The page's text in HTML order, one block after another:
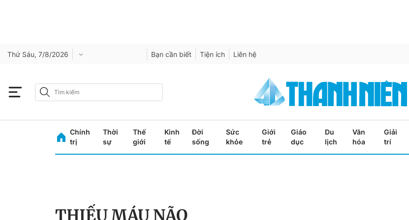
Thứ Sáu, 7/8/2026 Bạn cần biết Tiện ích Liên hệ
Chính
trị
Thời
sự
Thế
giới
Kinh
tế
Đời
sống
Sức
khỏe
Giới
trẻ
Giáo
dục
Du
lịch
Văn
hóa
Giải
trí
THIẾU MÁU NÃO